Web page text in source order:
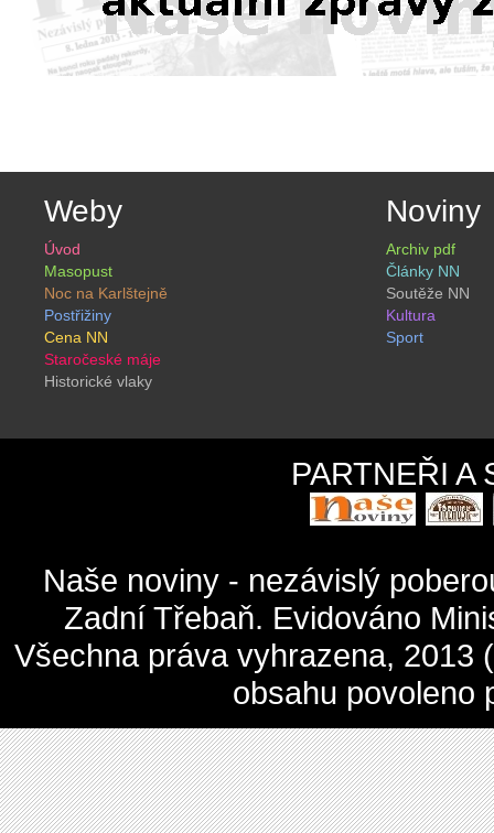
Weby
Úvod
Masopust
Noc na Karlštejně
Postřižiny
Cena NN
Staročeské máje
Historické vlaky
Noviny
Archiv pdf
Články NN
Soutěže NN
Kultura
Sport
PARTNEŘI A
Naše noviny - nezávislý
Zadní Třebaň. Evidováno
Všechna práva vyhrazena,
obsahu povoleno